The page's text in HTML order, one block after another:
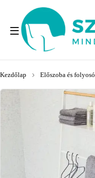
Kezdőlap Előszoba és folyosó